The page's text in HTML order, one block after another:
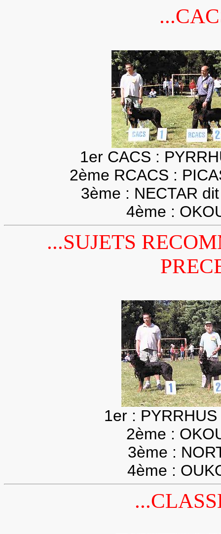
1er CACS :
2ème RCACS :
3ème : NECTAR
4ème :
...SUJETS
1er :
2ème :
3ème :
4ème :